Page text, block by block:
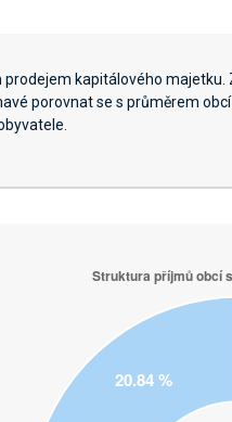
kapitálového
porovnat se s průměrem